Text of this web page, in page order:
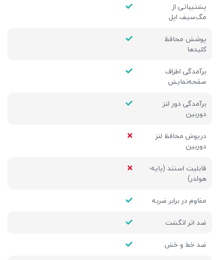
پشتیبانی از
مگ‌سیف اپل
پوشش محافظ
کلیدها
برآمدگی اطراف
صفحه‌نمایش
برآمدگی دور لنز
دوربین
درپوش محافظ لنز
دوربین
قابلیت استند (پایه-
هولدر)
مقاوم در برابر ضربه
ضد اثر انگشت
ضد خط و خش